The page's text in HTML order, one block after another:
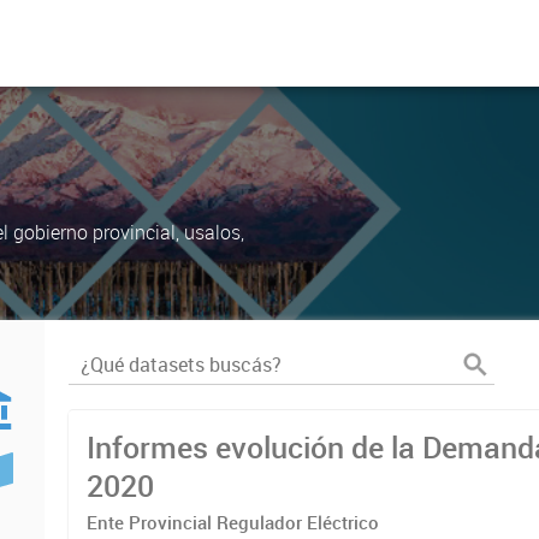
gobierno provincial, usalos,
Informes evolución de la
2020
Ente Provincial Regulador Eléctrico